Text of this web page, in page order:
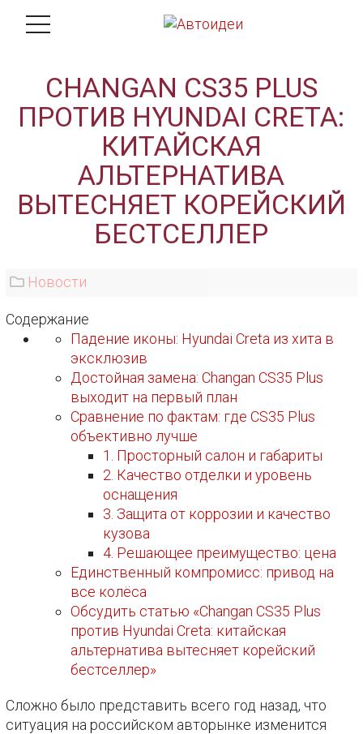
CHANGAN CS35 PLUS
ПРОТИВ HYUNDAI CRETA:
КИТАЙСКАЯ
АЛЬТЕРНАТИВА
ВЫТЕСНЯЕТ КОРЕЙСКИЙ
БЕСТСЕЛЛЕР
Новости
Содержание
Падение иконы: Hyundai Creta из хита в
эксклюзив
Достойная замена: Changan CS35 Plus
выходит на первый план
Сравнение по фактам: где CS35 Plus
объективно лучше
1. Просторный салон и габариты
2. Качество отделки и уровень
оснащения
3. Защита от коррозии и качество
кузова
4. Решающее преимущество: цена
Единственный компромисс: привод на
все колёса
Обсудить статью «Changan CS35 Plus
против Hyundai Creta: китайская
альтернатива вытесняет корейский
бестселлер»
Сложно было представить всего год назад, что
ситуация на российском авторынке изменится